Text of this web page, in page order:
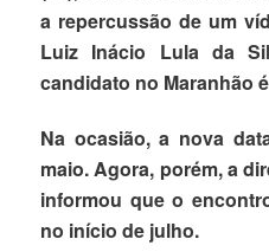
a repercussão de um
Luiz Inácio Lula da
candidato no Maranhão
Na ocasião, a nova
maio. Agora, porém, a
informou que o
no início de julho.